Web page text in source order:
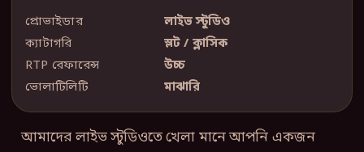
প্রোভাইডার
লাইভ স্টুডিও
ক্যাটাগরি
স্লট / ক্লাসিক
RTP রেফারেন্স
উচ্চ
ভোলাটিলিটি
মাঝারি
আমাদের লাইভ স্টুডিওতে খেলা মানে আপনি একজন